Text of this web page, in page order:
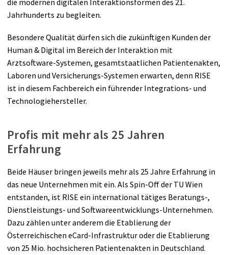
Jahrhunderts zu begleiten.
Besondere Qualität dürfen sich die zukünftigen Kunden der
Human & Digital im Bereich der Interaktion mit
Arztsoftware-Systemen, gesamtstaatlichen Patientenakten,
Laboren und Versicherungs-Systemen erwarten, denn RISE
ist in diesem Fachbereich ein führender Integrations- und
Technologiehersteller.
Profis mit mehr als 25 Jahren
Erfahrung
Beide Häuser bringen jeweils mehr als 25 Jahre Erfahrung in
das neue Unternehmen mit ein. Als Spin-Off der TU Wien
entstanden, ist RISE ein international tätiges Beratungs-,
Dienstleistungs- und Softwareentwicklungs-Unternehmen.
Dazu zählen unter anderem die Etablierung der
Österreichischen eCard-Infrastruktur oder die Etablierung
von 25 Mio. hochsicheren Patientenakten in Deutschland.